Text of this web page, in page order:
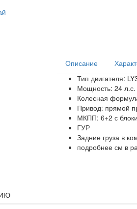
Описание
Тип двигателя:
Мощность: 24 л.с.
Колесная
Привод: прямой
МКПП: 6+2 с
ГУР
Задние груза в
подробнее см в